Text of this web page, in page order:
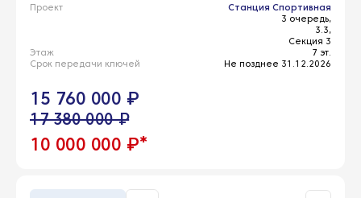
Проект
Станция Спортивная
3 очередь,
3.3,
Секция 3
Этаж
7 эт.
Срок передачи ключей
Не позднее 31.12.2026
15 760 000 ₽
17 380 000 ₽
10 000 000 ₽*